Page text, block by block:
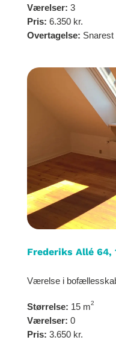
Værelser: 3
Pris: 6.350 kr.
Overtagelse: Snarest
Frederiks Allé 64,
Værelse i
Størrelse: 15 m2
Værelser: 0
Pris: 3.650 kr.